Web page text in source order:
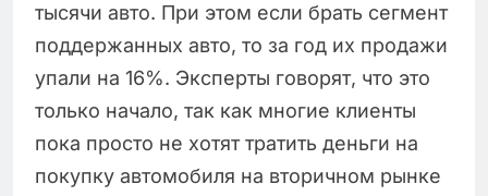
тысячи авто. При этом если брать сегмент
поддержанных авто, то за год их продажи
упали на 16%. Эксперты говорят, что это
только начало, так как многие клиенты
пока просто не хотят тратить деньги на
покупку автомобиля на вторичном рынке